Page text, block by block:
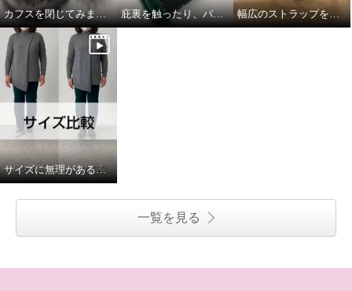
カフスを閉じてみました 庇裏を触ったり、バスクをグニグニしたり。 幅広のストラップを取り付けてみました
サイズに無理があると思いながら
一覧を見る